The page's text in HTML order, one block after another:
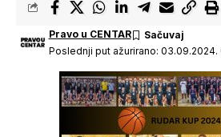
Poslednji put ažurirano: 03.09.2024.
Pravo u CENTAR